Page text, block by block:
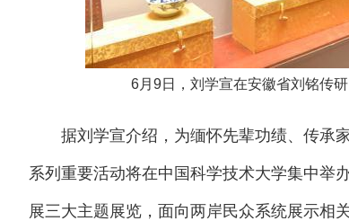
6月9日，刘学宣在安徽省刘铭传
据刘学宣介绍，为缅怀先辈功绩、传承家
系列重要活动将在中国科学技术大学集中举
展三大主题展览，面向两岸民众系统展示相